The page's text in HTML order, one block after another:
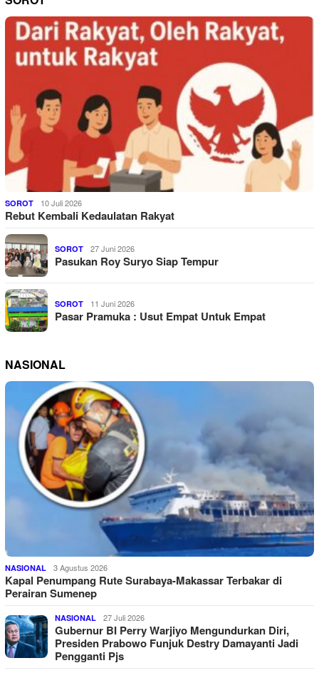
SOROT 10 Juli 2026
Rebut Kembali Kedaulatan Rakyat
SOROT 27 Juni 2026
Pasukan Roy Suryo Siap Tempur
SOROT 11 Juni 2026
Pasar Pramuka : Usut Empat Untuk Empat
NASIONAL
NASIONAL 3 Agustus 2026
Kapal Penumpang Rute Surabaya-Makassar Terbakar di
Perairan Sumenep
NASIONAL 27 Juli 2026
Gubernur BI Perry Warjiyo Mengundurkan Diri,
Presiden Prabowo Funjuk Destry Damayanti Jadi
Pengganti Pjs